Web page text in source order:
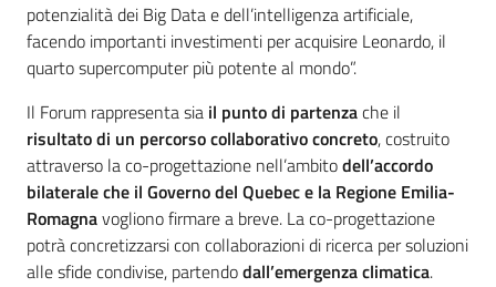
potenzialità dei Big Data e dell’intelligenza artificiale,
facendo importanti investimenti per acquisire Leonardo, il
quarto supercomputer più potente al mondo”.
Il Forum rappresenta sia il punto di partenzache il
risultato di un percorso collaborativo concreto, costruito
attraverso la co-progettazione nell’ambitodell’accordo
bilaterale che il Governo del Quebec e la Regione Emilia-
Romagnavogliono firmare a breve. La co-progettazione
potrà concretizzarsi con collaborazioni di ricerca per soluzioni
alle sfide condivise, partendodall’emergenza climatica.